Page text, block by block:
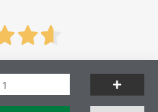
-23716feedbacks